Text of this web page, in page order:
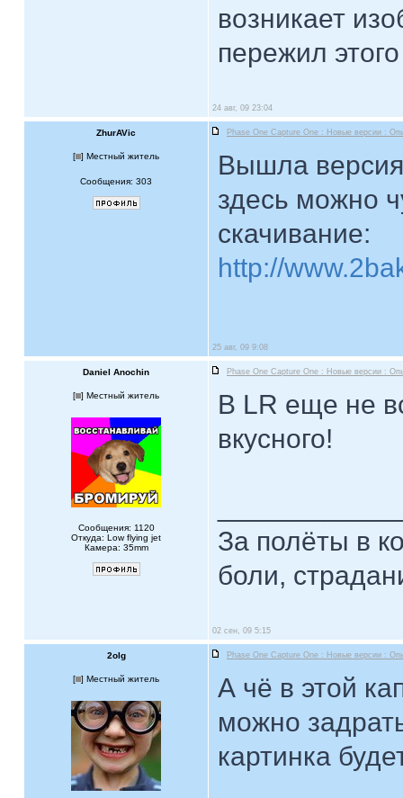
возникает
пережил
24 авг, 09 23:04
ZhurAVic Phase One Capture One : Новые версии :
[ ] Местный житель
Сообщения: 303
Вышла
здесь можно
скачивание:
http://
25 авг, 09 9:08
Daniel Anochin Phase One Capture One : Новые версии :
[ ] Местный житель
Сообщения: 1120
Откуда: Low flying jet
Камера: 35mm
В LR еще не
вкусного!
За полёты в
боли,
02 сен, 09 5:15
2olg Phase One Capture One : Новые версии :
[ ] Местный житель
А чё в этой
можно
картинка